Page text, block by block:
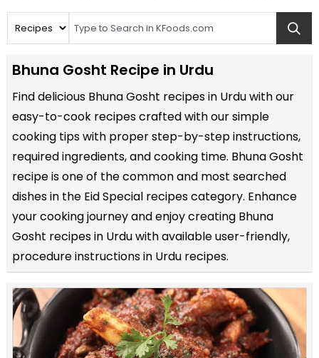
Bhuna Gosht Recipe in Urdu
Find delicious Bhuna Gosht recipes in Urdu with our
easy-to-cook recipes crafted with our simple
cooking tips with proper step-by-step instructions,
required ingredients, and cooking time. Bhuna Gosht
recipe is one of the common and most searched
dishes in the Eid Special recipes category. Enhance
your cooking journey and enjoy creating Bhuna
Gosht recipes in Urdu with available user-friendly,
procedure instructions in Urdu recipes.